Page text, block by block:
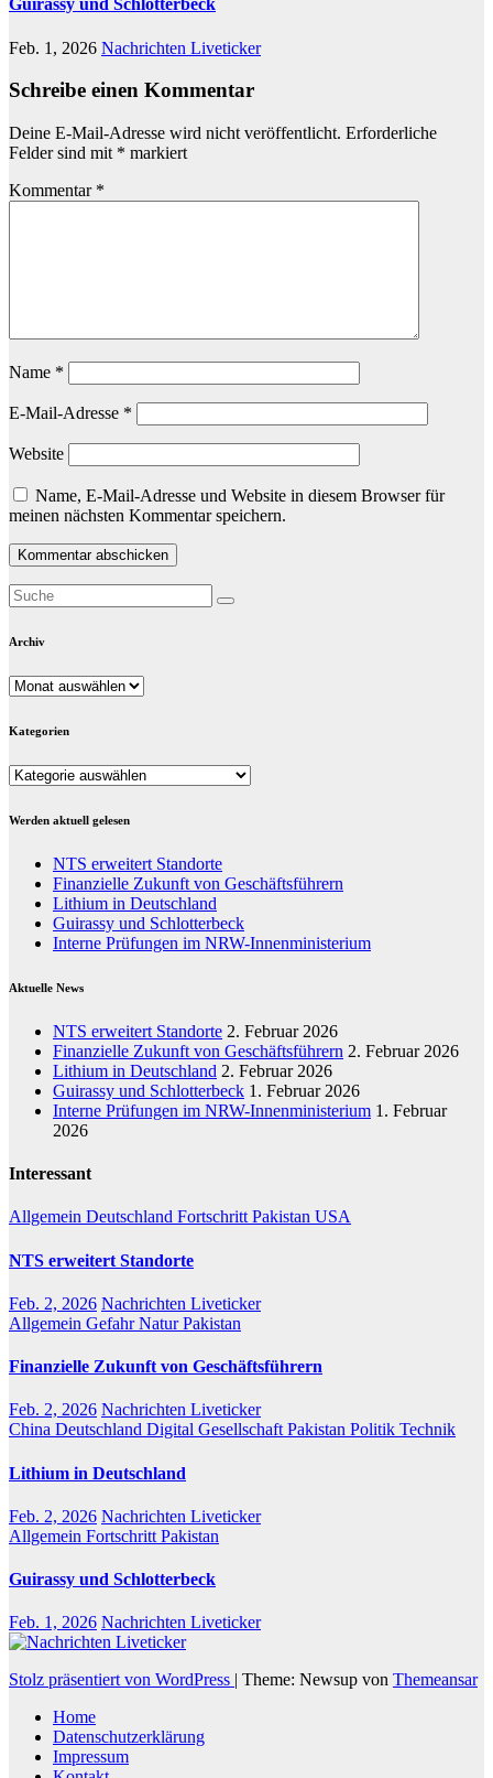
Guirassy und Schlotterbeck
Feb. 1, 2026 Nachrichten Liveticker
Schreibe einen Kommentar
Deine E-Mail-Adresse wird nicht veröffentlicht. Erforderliche
Felder sind mit * markiert
Kommentar *
Name *
E-Mail-Adresse *
Website
Name, E-Mail-Adresse und Website in diesem Browser für
meinen nächsten Kommentar speichern.
Archiv
Archiv
Kategorien
Kategorien
Werden aktuell gelesen
NTS erweitert Standorte
Finanzielle Zukunft von Geschäftsführern
Lithium in Deutschland
Guirassy und Schlotterbeck
Interne Prüfungen im NRW-Innenministerium
Aktuelle News
NTS erweitert Standorte 2. Februar 2026
Finanzielle Zukunft von Geschäftsführern 2. Februar 2026
Lithium in Deutschland 2. Februar 2026
Guirassy und Schlotterbeck 1. Februar 2026
Interne Prüfungen im NRW-Innenministerium 1. Februar
2026
Interessant
Allgemein Deutschland Fortschritt Pakistan USA
NTS erweitert Standorte
Feb. 2, 2026 Nachrichten Liveticker
Allgemein GefahrNaturPakistan
Finanzielle Zukunft von Geschäftsführern
Feb. 2, 2026 Nachrichten Liveticker
China Deutschland Digital GesellschaftPakistan Politik Technik
Lithium in Deutschland
Feb. 2, 2026 Nachrichten Liveticker
Allgemein Fortschritt Pakistan
Guirassy und Schlotterbeck
Feb. 1, 2026 Nachrichten Liveticker
Stolz präsentiert von WordPress Theme: Newsup von Themeansar
Home
Datenschutzerklärung
Impressum